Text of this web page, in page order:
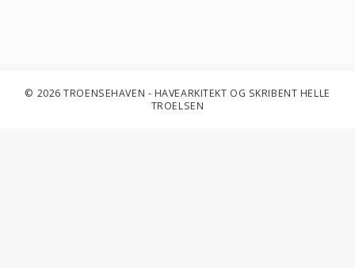
© 2026 TROENSEHAVEN - HAVEARKITEKT OG SKRIBENT HELLE
TROELSEN